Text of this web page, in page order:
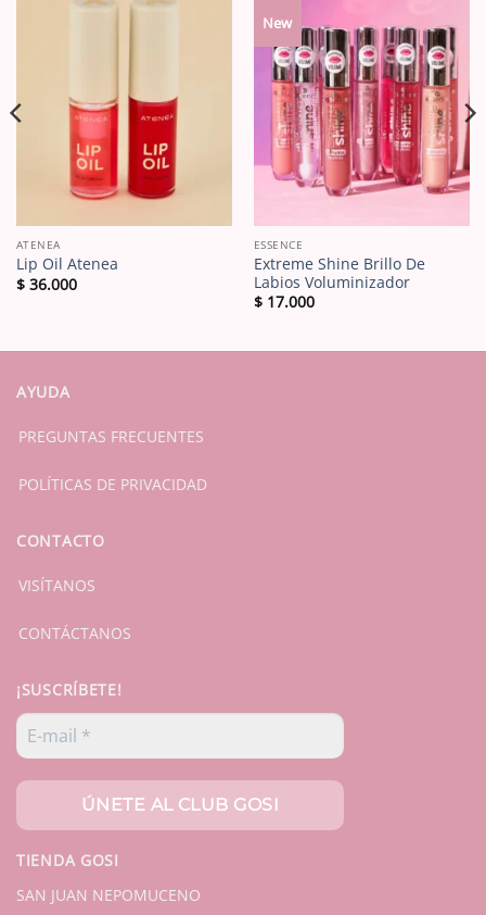
ATENEA
Lip Oil Atenea
$36.000
New
ESSENCE
Extreme Shine Brillo De
Labios Voluminizador
$17.000
AYUDA
PREGUNTAS FRECUENTES
POLÍTICAS DE PRIVACIDAD
CONTACTO
VISÍTANOS
CONTÁCTANOS
¡SUSCRÍBETE!
TIENDA GOSI
SAN JUAN NEPOMUCENO